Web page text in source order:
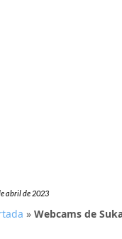
abril de 2023
» Webcams de